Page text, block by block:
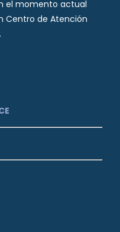
el momento actual
Centro de Atención